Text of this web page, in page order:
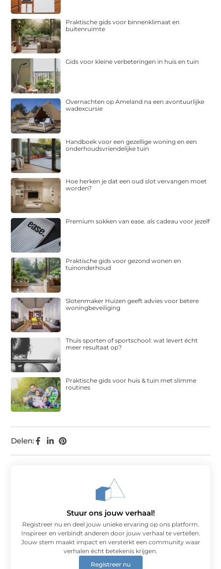
Delen:
Praktische gids voor binnenklimaat en
buitenruimte
Gids voor kleine verbeteringen in huis en tuin
Overnachten op Ameland na een avontuurlijke
wadexcursie
Handboek voor een gezellige woning en een
onderhoudsvriendelijke tuin
Hoe herken je dat een oud slot vervangen moet
worden?
Premium sokken van ease. als cadeau voor jezelf
Praktische gids voor gezond wonen en
tuinonderhoud
Slotenmaker Huizen geeft advies voor betere
woningbeveiliging
Thuis sporten of sportschool: wat levert écht
meer resultaat op?
Praktische gids voor huis & tuin met slimme
routines
Stuur ons jouw verhaal!
Registreer nu en deel jouw unieke ervaring op ons platform.
Inspireer en verbindt anderen door jouw verhaal te vertellen.
Jouw stem maakt impact en versterkt een community waar
verhalen écht betekenis krijgen.
Registreer nu